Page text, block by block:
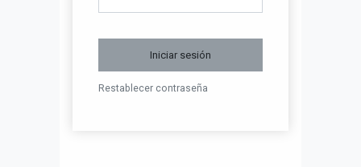
Iniciar sesión
Restablecer contraseña